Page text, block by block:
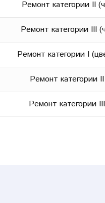
Ремонт категории II
Ремонт категории III
Ремонт категории I
Ремонт категории
Ремонт категории